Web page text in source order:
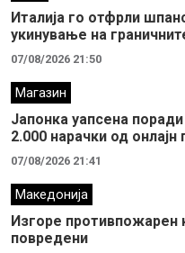
Италија го отфрли
укинување на
07/08/2026 21:50
Магазин
Јапонка уапсена
2.000 нарачки од
07/08/2026 21:41
Македонија
Изгоре противпожарен
повредени